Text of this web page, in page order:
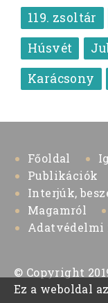
119. zsoltár
Húsvét
Karácsony
Főoldal
Publikációk
Interjúk,
Magamról
© Copyright
Ez a weboldal